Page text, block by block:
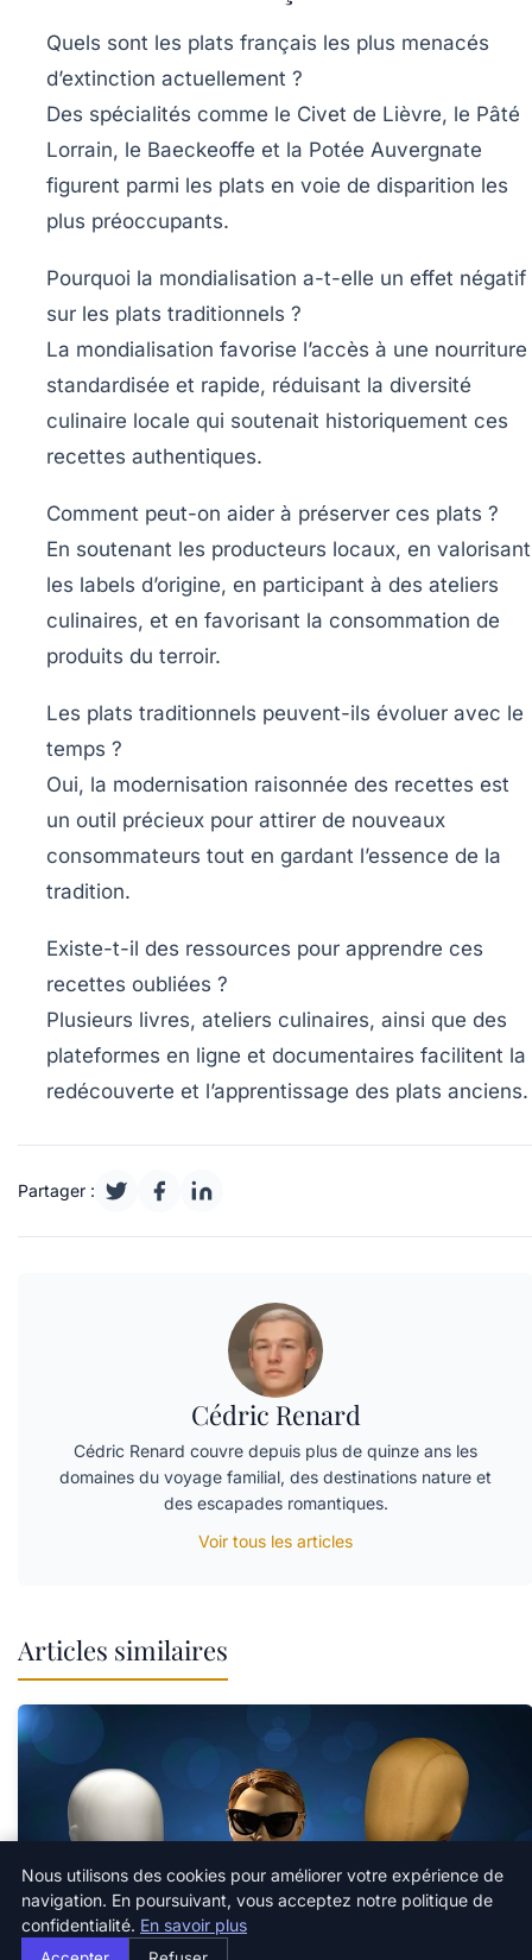
Quels sont les plats français les plus menacés
d’extinction actuellement ?
Des spécialités comme le Civet de Lièvre, le Pâté
Lorrain, le Baeckeoffe et la Potée Auvergnate
figurent parmi les plats en voie de disparition les
plus préoccupants.
Pourquoi la mondialisation a-t-elle un effet négatif
sur les plats traditionnels ?
La mondialisation favorise l’accès à une nourriture
standardisée et rapide, réduisant la diversité
culinaire locale qui soutenait historiquement ces
recettes authentiques.
Comment peut-on aider à préserver ces plats ?
En soutenant les producteurs locaux, en valorisant
les labels d’origine, en participant à des ateliers
culinaires, et en favorisant la consommation de
produits du terroir.
Les plats traditionnels peuvent-ils évoluer avec le
temps ?
Oui, la modernisation raisonnée des recettes est
un outil précieux pour attirer de nouveaux
consommateurs tout en gardant l’essence de la
tradition.
Existe-t-il des ressources pour apprendre ces
recettes oubliées ?
Plusieurs livres, ateliers culinaires, ainsi que des
plateformes en ligne et documentaires facilitent la
redécouverte et l’apprentissage des plats anciens.
Partager :
Cédric Renard
Cédric Renard couvre depuis plus de quinze ans les
domaines du voyage familial, des destinations nature et
des escapades romantiques.
Voir tous les articles
Articles similaires
Nous utilisons des cookies pour améliorer votre expérience de
navigation. En poursuivant, vous acceptez notre politique de
confidentialité. En savoir plus